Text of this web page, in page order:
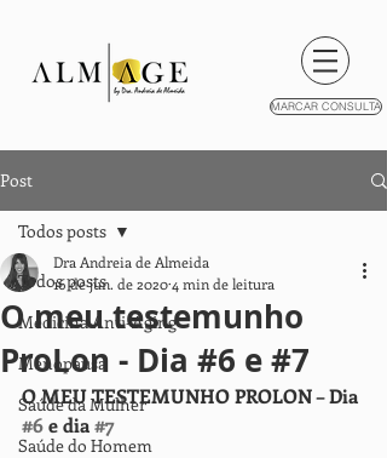
MARCAR CONSULTA
Post
Todos posts
Medicina Anti-Aging
Menopausa
Saúde da Mulher
Saúde do Homem
Todos posts
O meu testemunho
ProLon - Dia #6 e #7
Dra Andreia de Almeida
16 de jun. de 20204 min de leitura
O MEU TESTEMUNHO PROLON – Dia
#6 e dia #7